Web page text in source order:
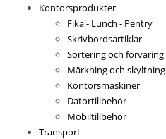
Kontorsprodukter
Fika - Lunch - Pentry
Skrivbordsartiklar
Sortering och förvaring
Märkning och skyltning
Kontorsmaskiner
Datortillbehör
Mobiltillbehör
Transport